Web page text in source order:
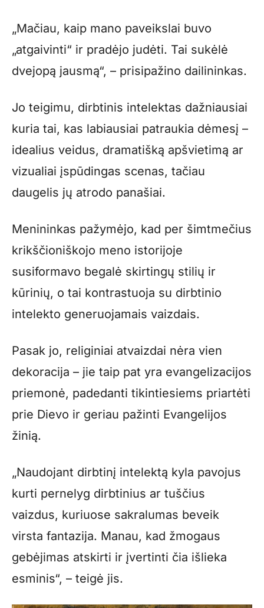
„Mačiau, kaip mano paveikslai buvo
„atgaivinti“ ir pradėjo judėti. Tai sukėlė
dvejopą jausmą“, – prisipažino dailininkas.
Jo teigimu, dirbtinis intelektas dažniausiai
kuria tai, kas labiausiai patraukia dėmesį –
idealius veidus, dramatišką apšvietimą ar
vizualiai įspūdingas scenas, tačiau
daugelis jų atrodo panašiai.
Menininkas pažymėjo, kad per šimtmečius
krikščioniškojo meno istorijoje
susiformavo begalė skirtingų stilių ir
kūrinių, o tai kontrastuoja su dirbtinio
intelekto generuojamais vaizdais.
Pasak jo, religiniai atvaizdai nėra vien
dekoracija – jie taip pat yra evangelizacijos
priemonė, padedanti tikintiesiems priartėti
prie Dievo ir geriau pažinti Evangelijos
žinią.
„Naudojant dirbtinį intelektą kyla pavojus
kurti pernelyg dirbtinius ar tuščius
vaizdus, kuriuose sakralumas beveik
virsta fantazija. Manau, kad žmogaus
gebėjimas atskirti ir įvertinti čia išlieka
esminis“, – teigė jis.